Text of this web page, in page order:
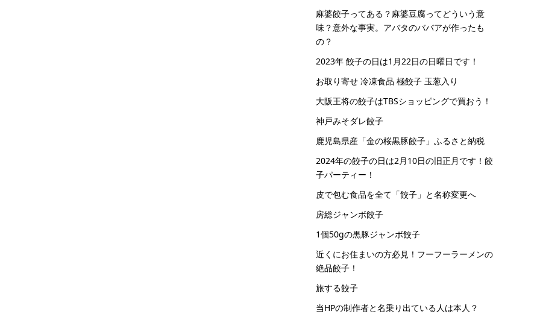
麻婆餃子ってある？麻婆豆腐ってどういう意
味？意外な事実。アバタのババアが作ったも
の？
2023年 餃子の日は1月22日の日曜日です！
お取り寄せ 冷凍食品 極餃子 玉葱入り
大阪王将の餃子はTBSショッピングで買おう！
神戸みそダレ餃子
鹿児島県産「金の桜黒豚餃子」ふるさと納税
2024年の餃子の日は2月10日の旧正月です！餃
子パーティー！
皮で包む食品を全て「餃子」と名称変更へ
房総ジャンボ餃子
1個50gの黒豚ジャンボ餃子
近くにお住まいの方必見！フーフーラーメンの
絶品餃子！
旅する餃子
当HPの制作者と名乗り出ている人は本人？